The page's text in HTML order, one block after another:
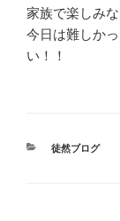
家族で楽しみ
今日は難しか
い！！
カ
徒然ブログ